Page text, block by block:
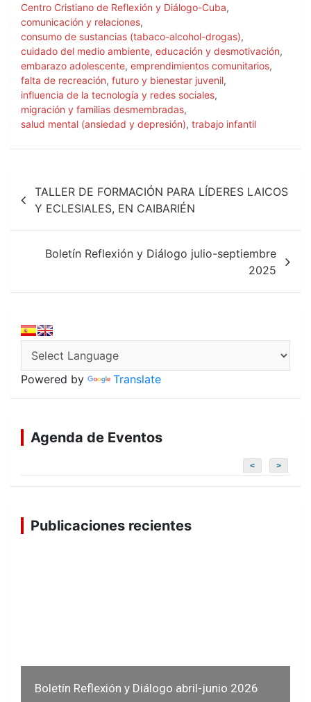
o
o
k
A
p
p
Centro Cristiano de Reflexión y Diálogo-Cuba,
comunicación y relaciones,
consumo de sustancias (tabaco-alcohol-drogas),
cuidado del medio ambiente, educación y desmotivación,
embarazo adolescente, emprendimientos comunitarios,
falta de recreación, futuro y bienestar juvenil,
influencia de la tecnología y redes sociales,
migración y familias desmembradas,
salud mental (ansiedad y depresión), trabajo infantil
Navegación
de
entradas
TALLER DE FORMACIÓN PARA LÍDERES LAICOS
Y ECLESIALES, EN CAIBARIÉN
Boletín Reflexión y Diálogo julio-septiembre
2025
Powered by Translate
Agenda de Eventos
< >
Publicaciones recientes
Boletín Reflexión y Diálogo abril-junio 2026